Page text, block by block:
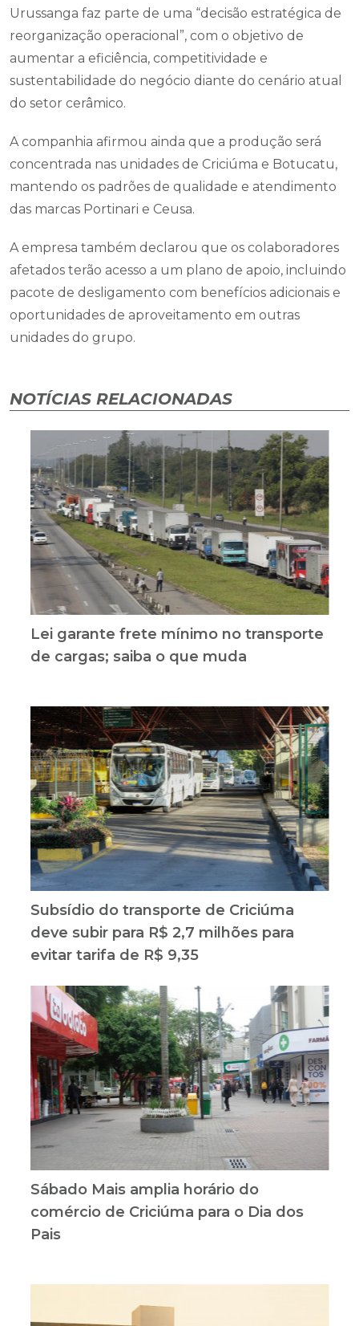
Urussanga faz parte de uma “decisão estratégica de
reorganização operacional”, com o objetivo de
aumentar a eficiência, competitividade e
sustentabilidade do negócio diante do cenário atual
do setor cerâmico.
A companhia afirmou ainda que a produção será
concentrada nas unidades de Criciúma e Botucatu,
mantendo os padrões de qualidade e atendimento
das marcas Portinari e Ceusa.
A empresa também declarou que os colaboradores
afetados terão acesso a um plano de apoio, incluindo
pacote de desligamento com benefícios adicionais e
oportunidades de aproveitamento em outras
unidades do grupo.
NOTÍCIAS RELACIONADAS
Lei garante frete mínimo no transporte
de cargas; saiba o que muda
Subsídio do transporte de Criciúma
deve subir para R$ 2,7 milhões para
evitar tarifa de R$ 9,35
Sábado Mais amplia horário do
comércio de Criciúma para o Dia dos
Pais